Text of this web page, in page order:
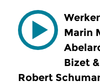
Marin
Bizet
Robert